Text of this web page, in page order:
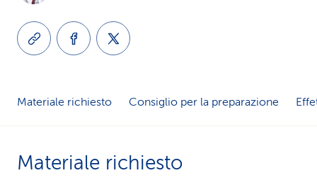
d
Materiale richiesto Consiglio per la preparazione
Materiale richiesto